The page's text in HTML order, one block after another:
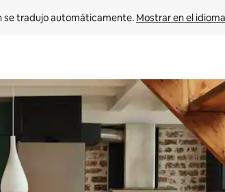
se tradujo automáticamente. Mostrar en el